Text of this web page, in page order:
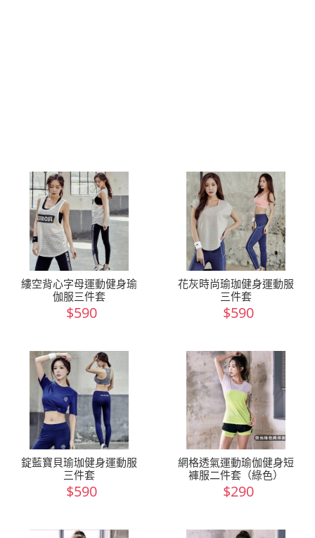
縷空背心字母運動健身瑜
伽服三件套
$590
花灰時尚瑜珈健身運動服
三件套
$590
錠藍寶貝瑜珈健身運動服
三件套
$590
網格透氣運動瑜伽健身短
褲服二件套（綠色）
$290